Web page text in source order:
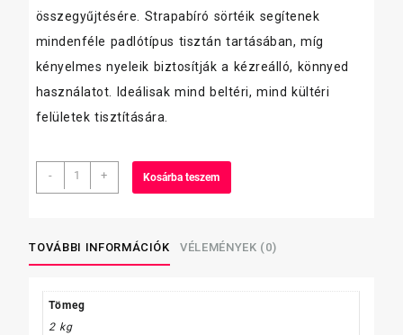
összegyűjtésére. Strapabíró sörtéik segítenek
mindenféle padlótípus tisztán tartásában, míg
kényelmes nyeleik biztosítják a kézreálló, könnyed
használatot. Ideálisak mind beltéri, mind kültéri
felületek tisztítására.
-
cirokseprű
nagy,
mennyiség
+ Kosárba teszem
TOVÁBBI INFORMÁCIÓK VÉLEMÉNYEK (0)
Tömeg
2 kg